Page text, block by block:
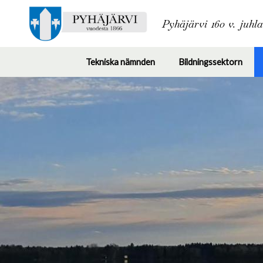
Pyhäjärvi 160 v.
Tekniska nämnden
Toggle
submenu
Bildningssektorn